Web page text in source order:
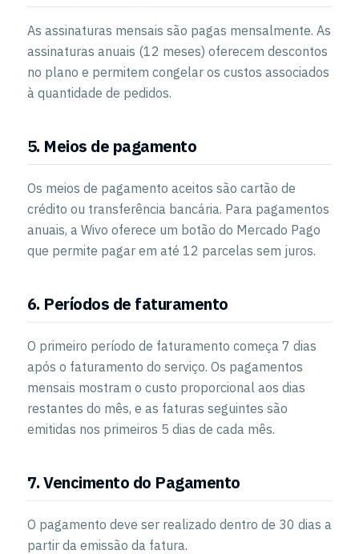
As assinaturas mensais são pagas mensalmente. As
assinaturas anuais (12 meses) oferecem descontos
no plano e permitem congelar os custos associados
à quantidade de pedidos.
5. Meios de pagamento
Os meios de pagamento aceitos são cartão de
crédito ou transferência bancária. Para pagamentos
anuais, a Wivo oferece um botão do Mercado Pago
que permite pagar em até 12 parcelas sem juros.
6. Períodos de faturamento
O primeiro período de faturamento começa 7 dias
após o faturamento do serviço. Os pagamentos
mensais mostram o custo proporcional aos dias
restantes do mês, e as faturas seguintes são
emitidas nos primeiros 5 dias de cada mês.
7. Vencimento do Pagamento
O pagamento deve ser realizado dentro de 30 dias a
partir da emissão da fatura.